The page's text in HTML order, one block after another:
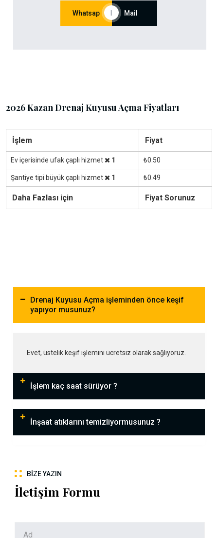
Whatsap Mail
2026 Kazan Drenaj Kuyusu Açma Fiyatları
İşlem Fiyat
Ev içerisinde ufak çaplı hizmet 1 ₺0.50
Şantiye tipi büyük çaplı hizmet 1 ₺0.49
Daha Fazlası için Fiyat Sorunuz
Drenaj Kuyusu Açma işleminden önce keşif
yapıyor musunuz?
Evet, üstelik keşif işlemini ücretsiz olarak sağlıyoruz.
İşlem kaç saat sürüyor ?
İnşaat atıklarını temizliyormusunuz ?
BIZE YAZIN
İletişim Formu